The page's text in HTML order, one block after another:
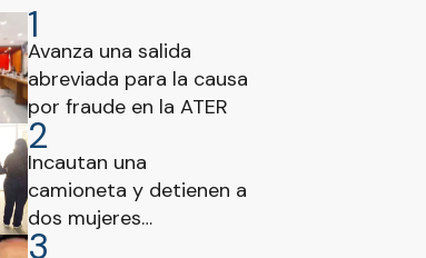
1
Avanza una salida
abreviada para la causa
por fraude en la ATER
2
Incautan una
camioneta y detienen a
dos mujeres
paraguayas en el
3